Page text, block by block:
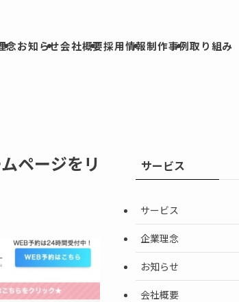
念お知らせ会社概要採用情報制作事例取り組み
ページをリ
サービス
サービス
企業理念
お知らせ
会社概要